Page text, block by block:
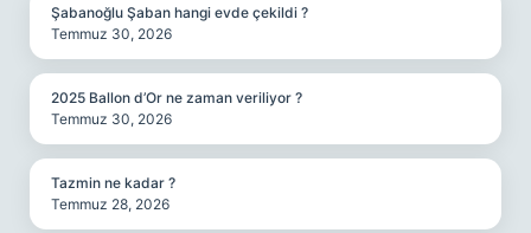
Şabanoğlu Şaban hangi evde çekildi ?
Temmuz 30, 2026
2025 Ballon d’Or ne zaman veriliyor ?
Temmuz 30, 2026
Tazmin ne kadar ?
Temmuz 28, 2026